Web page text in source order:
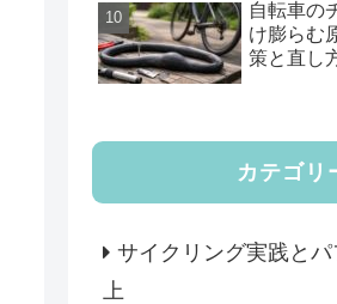
自転車の
け膨らむ
策と直し
カテゴリ
サイクリング実践と
上